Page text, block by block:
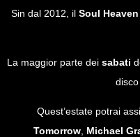
Sin dal 2012, il Soul Heaven
La maggior parte dei sabati
Quest’estate potrai
Tomorrow, Michael